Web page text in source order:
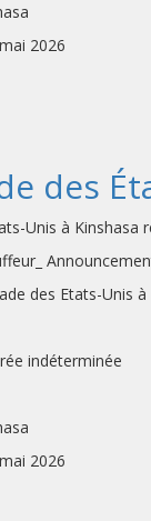
2026
des
Unis à
des Etats-Unis à
indéterminée
2026